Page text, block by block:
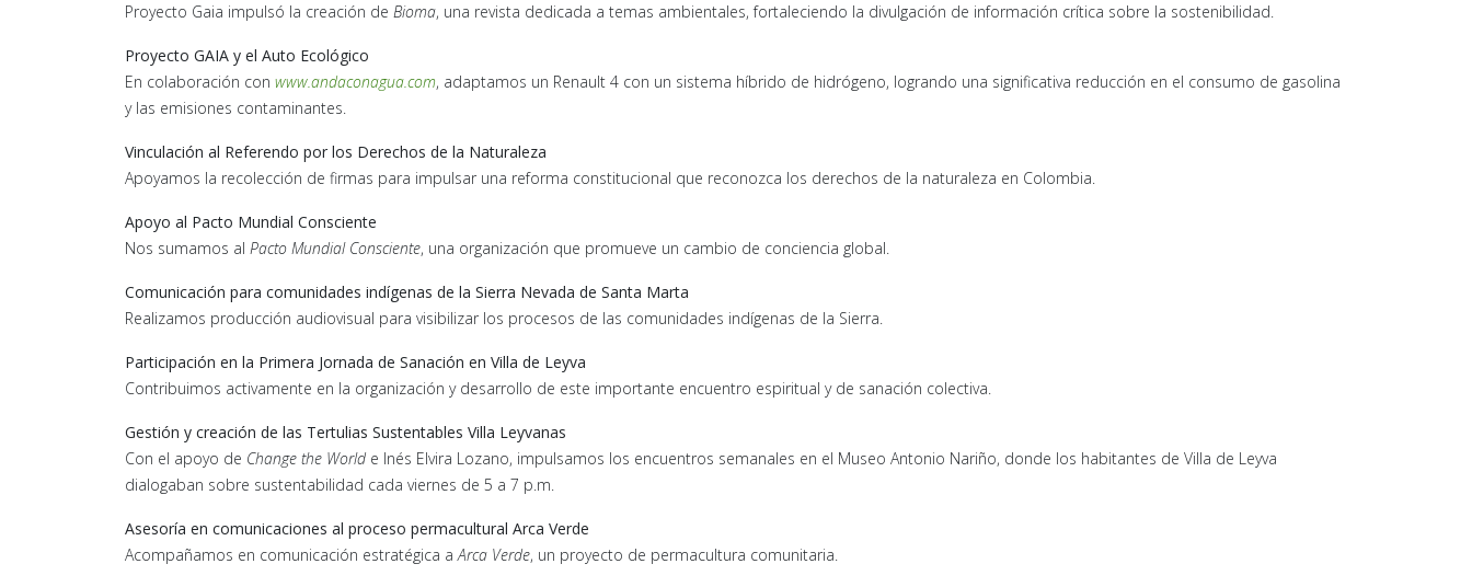
Proyecto Gaia impulsó la creación de Bioma, una revista dedicada a temas ambientales, fortaleciendo la divulgación de información crítica sobre la sostenibilidad.
Proyecto GAIA y el Auto Ecológico
En colaboración con www.andaconagua.com, adaptamos un Renault 4 con un sistema híbrido de hidrógeno, logrando una significativa reducción en el consumo de gasolina
y las emisiones contaminantes.
Vinculación al Referendo por los Derechos de la Naturaleza
Apoyamos la recolección de firmas para impulsar una reforma constitucional que reconozca los derechos de la naturaleza en Colombia.
Apoyo al Pacto Mundial Consciente
Nos sumamos al Pacto Mundial Consciente, una organización que promueve un cambio de conciencia global.
Comunicación para comunidades indígenas de la Sierra Nevada de Santa Marta
Realizamos producción audiovisual para visibilizar los procesos de las comunidades indígenas de la Sierra.
Participación en la Primera Jornada de Sanación en Villa de Leyva
Contribuimos activamente en la organización y desarrollo de este importante encuentro espiritual y de sanación colectiva.
Gestión y creación de las Tertulias Sustentables Villa Leyvanas
Con el apoyo de Change the World e Inés Elvira Lozano, impulsamos los encuentros semanales en el Museo Antonio Nariño, donde los habitantes de Villa de Leyva
dialogaban sobre sustentabilidad cada viernes de 5 a 7 p.m.
Asesoría en comunicaciones al proceso permacultural Arca Verde
Acompañamos en comunicación estratégica aArca Verde, un proyecto de permacultura comunitaria.